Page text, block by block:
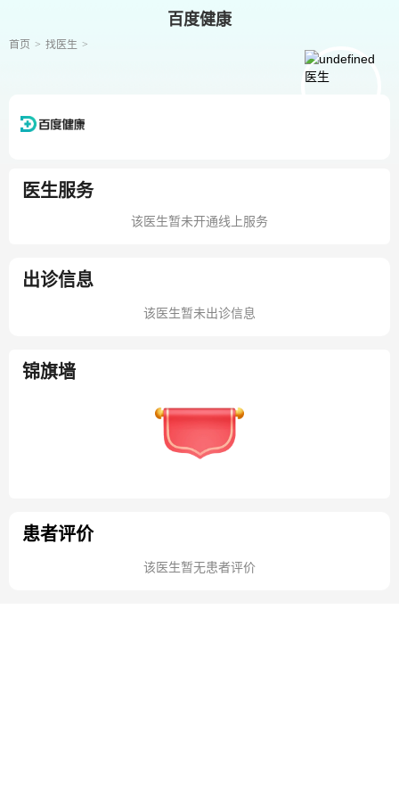
百度健康
首页 找医生
医生服务
该医生暂未开通线上服务
出诊信息
该医生暂未出诊信息
锦旗墙
患者评价
该医生暂无患者评价